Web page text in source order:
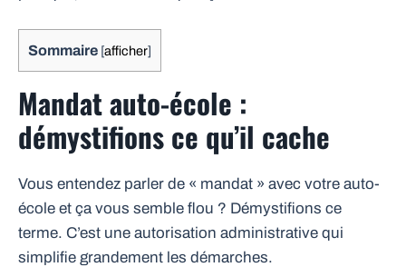
Sommaire [afficher]
Mandat auto-école :
démystifions ce qu’il cache
Vous entendez parler de « mandat » avec votre auto-
école et ça vous semble flou ? Démystifions ce
terme. C’est une autorisation administrative qui
simplifie grandement les démarches.